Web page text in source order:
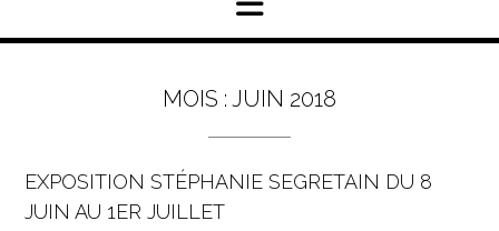
MOIS : JUIN 2018
EXPOSITION STÉPHANIE SEGRETAIN DU 8
JUIN AU 1ER JUILLET